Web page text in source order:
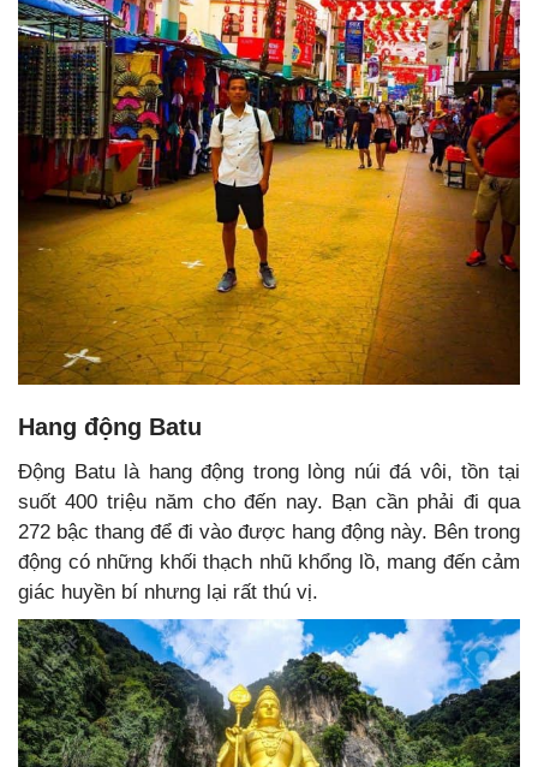
Hang động Batu
Động Batu là hang động trong lòng núi đá vôi, tồn tại
suốt 400 triệu năm cho đến nay. Bạn cần phải đi qua
272 bậc thang để đi vào được hang động này. Bên trong
động có những khối thạch nhũ khổng lồ, mang đến cảm
giác huyền bí nhưng lại rất thú vị.